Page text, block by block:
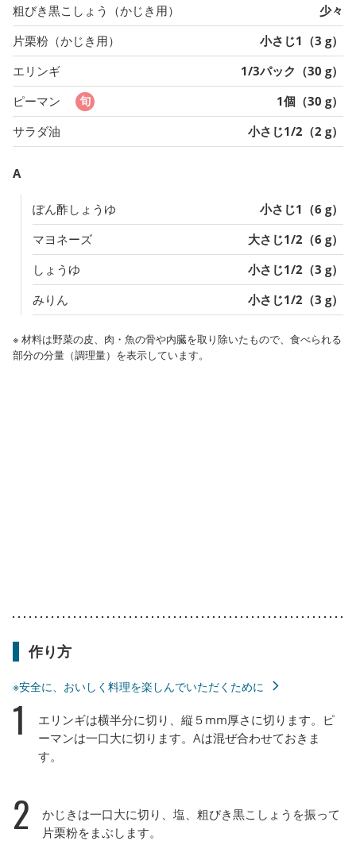
粗びき黒こしょう（かじき用）
少々
片栗粉（かじき用）
小さじ1（3 g）
エリンギ
1/3パック（30 g）
ピーマン
1個（30 g）
サラダ油
小さじ1/2（2 g）
A
ぽん酢しょうゆ
小さじ1（6 g）
マヨネーズ
大さじ1/2（6 g）
しょうゆ
小さじ1/2（3 g）
みりん
小さじ1/2（3 g）
※ 材料は野菜の皮、肉・魚の骨や内臓を取り除いたもので、食べられる
部分の分量（調理量）を表示しています。
作り方
※安全に、おいしく料理を楽しんでいただくために
1
エリンギは横半分に切り、縦５mm厚さに切ります。ピ
ーマンは一口大に切ります。Aは混ぜ合わせておきま
す。
2
かじきは一口大に切り、塩、粗びき黒こしょうを振って
片栗粉をまぶします。